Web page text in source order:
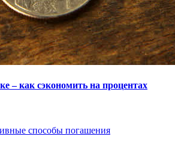
– как сэкономить на процентах
способы погашения